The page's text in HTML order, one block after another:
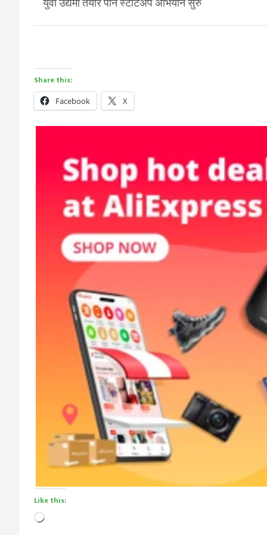
युवा उद्यमी तयार पार्न स्टार्टअप अभियान सुरु
Share this:
Facebook X
Like this:
Loading…